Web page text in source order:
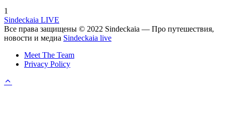
1
Sindeckaia LIVE
Все права защищены © 2022 Sindeckaia — Про путешествия,
новости и медиа Sindeckaia live
Meet The Team
Privacy Policy